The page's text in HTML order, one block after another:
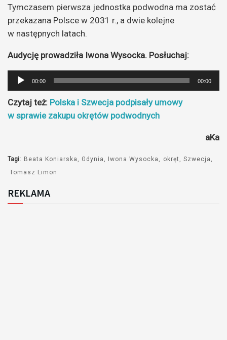
Tymczasem pierwsza jednostka podwodna ma zostać
przekazana Polsce w 2031 r., a dwie kolejne
w następnych latach.
Audycję prowadziła Iwona Wysocka. Posłuchaj:
Odtwarzacz
plików
dźwiękowych
00:00 00:00
Czytaj też: Polska i Szwecja podpisały umowy
w sprawie zakupu okrętów podwodnych
aKa
Tagi: Beata Koniarska Gdynia Iwona Wysocka okręt
Szwecja
Tomasz Limon
REKLAMA